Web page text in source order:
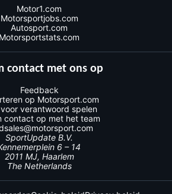
Motor1.com
Motorsportjobs.com
Autosport.com
Motorsportstats.com
contact met ons op
Feedback
op Motorsport.com
verantwoord spelen
contact op met het team
SportUpdate B.V.
6 – 14
2011 MJ, Haarlem
The Netherlands